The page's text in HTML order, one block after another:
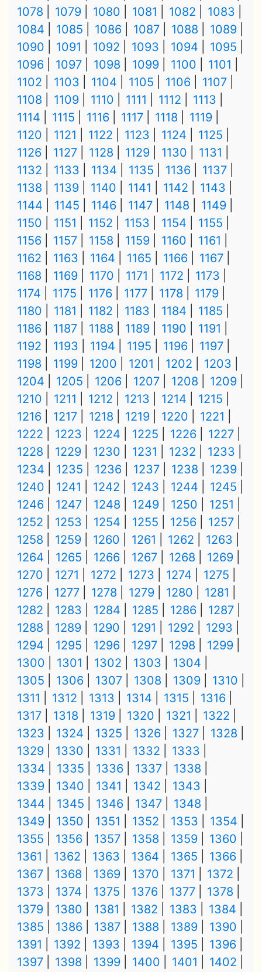
1078
1079 1080 1081 1082
1083
1084
1085 1086 1087 1088
1089
1090
1091 1092 1093 1094
1095
1096
1097 1098 1099 1100
1101
1102
1103 1104 1105 1106
1107
1108
1109 1110 1111 1112
1113
1114
1115 1116 1117 1118
1119
1120
1121 1122 1123 1124
1125
1126
1127 1128 1129 1130
1131
1132
1133 1134 1135 1136
1137
1138
1139 1140 1141 1142
1143
1144
1145 1146 1147 1148
1149
1150
1151 1152 1153 1154
1155
1156
1157 1158 1159 1160
1161
1162
1163 1164 1165 1166
1167
1168
1169 1170 1171 1172
1173
1174
1175 1176 1177 1178
1179
1180
1181 1182 1183 1184
1185
1186
1187 1188 1189 1190
1191
1192
1193 1194 1195 1196
1197
1198
1199 1200 1201 1202
1203
1204
1205 1206 1207 1208
1209
1210
1211 1212 1213 1214
1215
1216
1217 1218 1219 1220
1221
1222
1223 1224 1225 1226
1227
1228
1229 1230 1231 1232
1233
1234
1235 1236 1237 1238
1239
1240
1241 1242 1243 1244
1245
1246
1247 1248 1249 1250
1251
1252
1253 1254 1255 1256
1257
1258
1259 1260 1261 1262
1263
1264
1265 1266 1267 1268
1269
1270
1271 1272 1273 1274
1275
1276
1277 1278 1279 1280
1281
1282
1283 1284 1285 1286
1287
1288
1289 1290 1291 1292
1293
1294
1295 1296 1297 1298
1299
1300
1301 1302 1303
1304
1305
1306 1307 1308 1309
1310
1311
1312 1313 1314 1315
1316
1317
1318 1319 1320 1321
1322
1323
1324 1325 1326 1327
1328
1329
1330 1331 1332
1333
1334
1335 1336 1337
1338
1339
1340 1341 1342
1343
1344
1345 1346 1347
1348
1349
1350 1351 1352 1353
1354
1355
1356 1357 1358 1359
1360
1361
1362 1363 1364 1365
1366
1367
1368 1369 1370 1371
1372
1373
1374 1375 1376 1377
1378
1379
1380 1381 1382 1383
1384
1385
1386 1387 1388 1389
1390
1391
1392 1393 1394 1395
1396
1397
1398 1399 1400 1401
1402